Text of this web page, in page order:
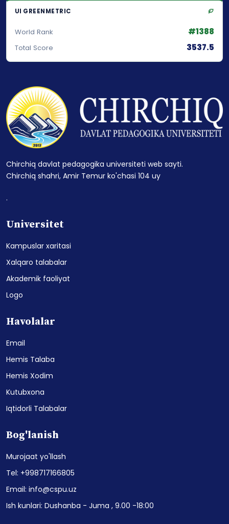
UI GREENMETRIC
World Rank #1388
Total Score 3537.5
Chirchiq davlat pedagogika universiteti web sayti.
Chirchiq shahri, Amir Temur ko'chasi 104 uy
.
Universitet
Kampuslar xaritasi
Xalqaro talabalar
Akademik faoliyat
Logo
Havolalar
Email
Hemis Talaba
Hemis Xodim
Kutubxona
Iqtidorli Talabalar
Bog'lanish
Murojaat yo'llash
Tel: +998717166805
Email: info@cspu.uz
Ish kunlari: Dushanba - Juma , 9.00 -18:00